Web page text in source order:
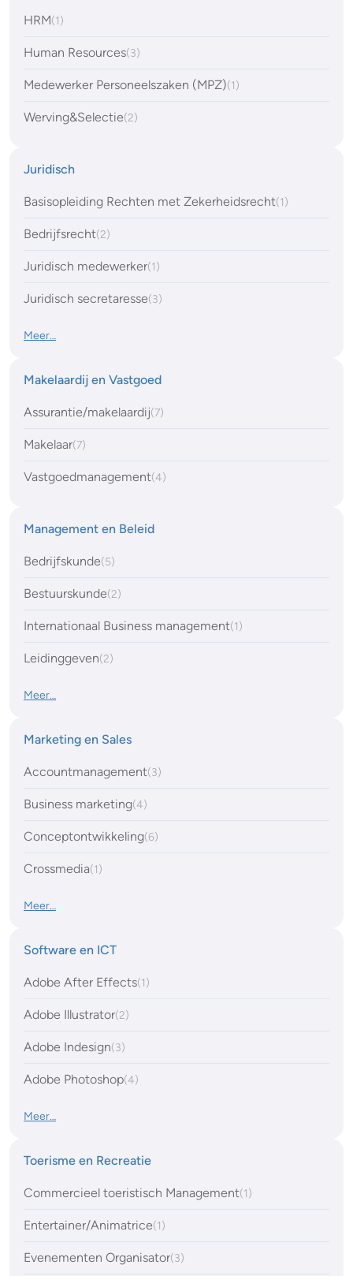
HRM(1)
Human Resources(3)
Medewerker Personeelszaken (MPZ)(1)
Werving&Selectie(2)
Juridisch
Basisopleiding Rechten met Zekerheidsrecht(1)
Bedrijfsrecht(2)
Juridisch medewerker(1)
Juridisch secretaresse(3)
Meer…
Makelaardij en Vastgoed
Assurantie/makelaardij(7)
Makelaar(7)
Vastgoedmanagement(4)
Management en Beleid
Bedrijfskunde(5)
Bestuurskunde(2)
Internationaal Business management(1)
Leidinggeven(2)
Meer…
Marketing en Sales
Accountmanagement(3)
Business marketing(4)
Conceptontwikkeling(6)
Crossmedia(1)
Meer…
Software en ICT
Adobe After Effects(1)
Adobe Illustrator(2)
Adobe Indesign(3)
Adobe Photoshop(4)
Meer…
Toerisme en Recreatie
Commercieel toeristisch Management(1)
Entertainer/Animatrice(1)
Evenementen Organisator(3)